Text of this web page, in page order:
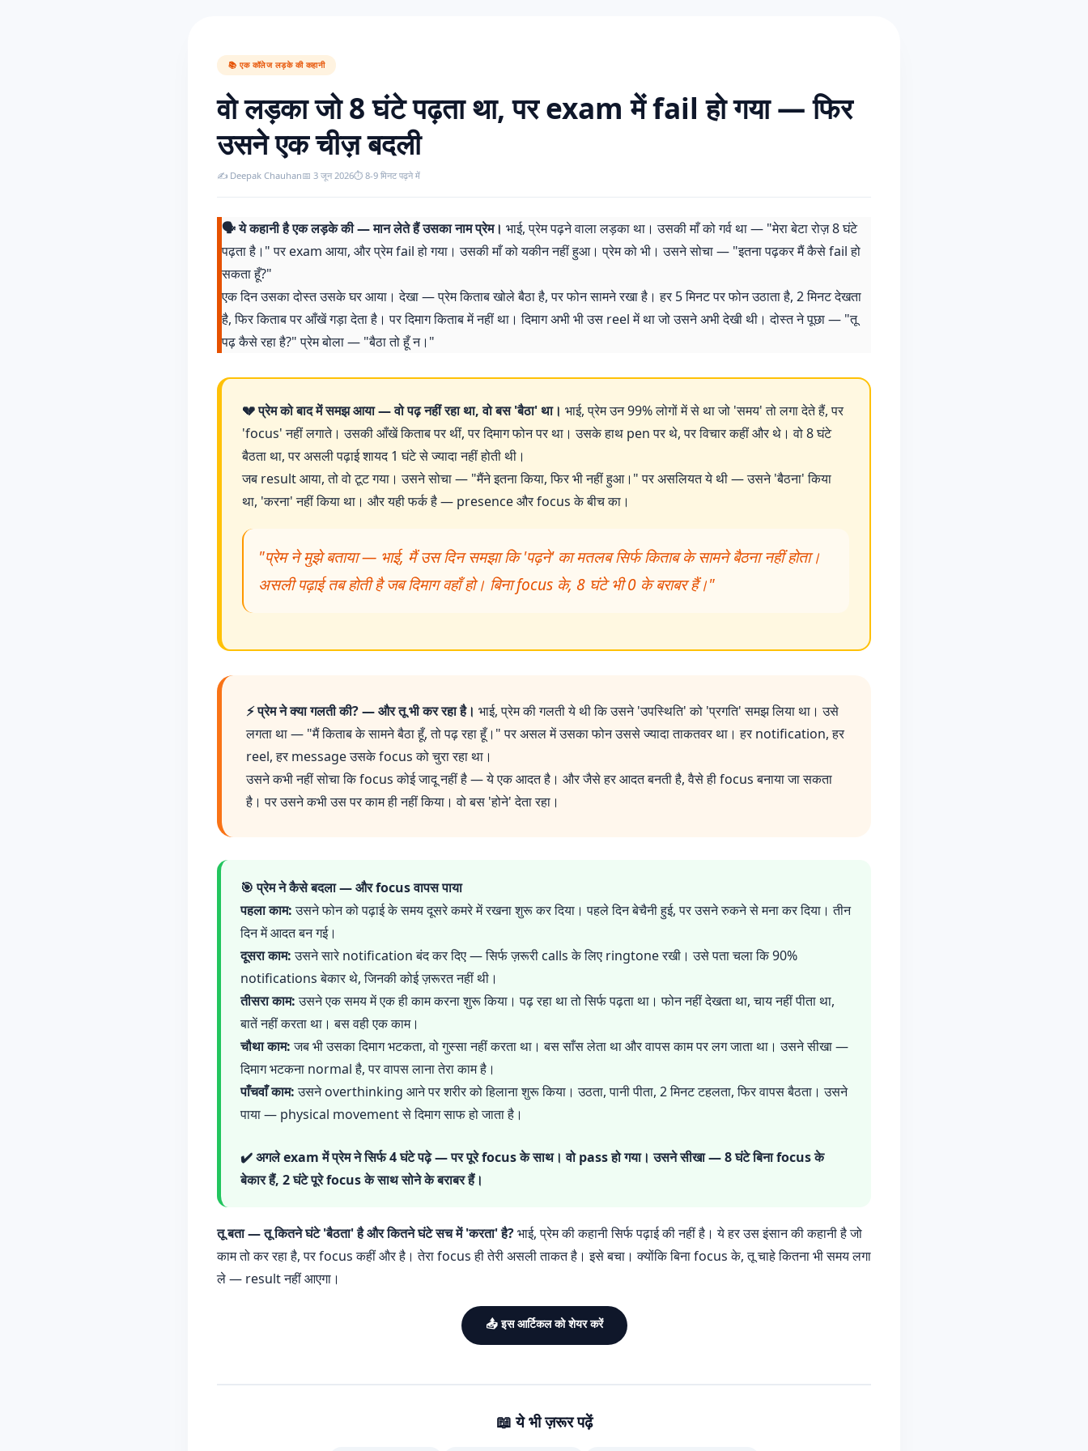
📚 एक कॉलेज लड़के की कहानी
वो लड़का जो 8 घंटे पढ़ता था, पर exam में fail हो गया — फिर
उसने एक चीज़ बदली
✍️ Deepak Chauhan📅 3 जून 2026⏱️ 8-9 मिनट पढ़ने में
🗣️ ये कहानी है एक लड़के की — मान लेते हैं उसका नाम प्रेम। भाई, प्रेम पढ़ने वाला लड़का था। उसकी माँ को गर्व था — "मेरा बेटा रोज़ 8 घंटे
पढ़ता है।" पर exam आया, और प्रेम fail हो गया। उसकी माँ को यकीन नहीं हुआ। प्रेम को भी। उसने सोचा — "इतना पढ़कर मैं कैसे fail हो
सकता हूँ?"
एक दिन उसका दोस्त उसके घर आया। देखा — प्रेम किताब खोले बैठा है, पर फोन सामने रखा है। हर 5 मिनट पर फोन उठाता है, 2 मिनट देखता
है, फिर किताब पर आँखें गड़ा देता है। पर दिमाग किताब में नहीं था। दिमाग अभी भी उस reel में था जो उसने अभी देखी थी। दोस्त ने पूछा — "तू
पढ़ कैसे रहा है?" प्रेम बोला — "बैठा तो हूँ न।"
💔 प्रेम को बाद में समझ आया — वो पढ़ नहीं रहा था, वो बस 'बैठा' था। भाई, प्रेम उन 99% लोगों में से था जो 'समय' तो लगा देते हैं, पर
'focus' नहीं लगाते। उसकी आँखें किताब पर थीं, पर दिमाग फोन पर था। उसके हाथ pen पर थे, पर विचार कहीं और थे। वो 8 घंटे
बैठता था, पर असली पढ़ाई शायद 1 घंटे से ज्यादा नहीं होती थी।
जब result आया, तो वो टूट गया। उसने सोचा — "मैंने इतना किया, फिर भी नहीं हुआ।" पर असलियत ये थी — उसने 'बैठना' किया
था, 'करना' नहीं किया था। और यही फर्क है — presence और focus के बीच का।
"प्रेम ने मुझे बताया — भाई, मैं उस दिन समझा कि 'पढ़ने' का मतलब सिर्फ किताब के सामने बैठना नहीं होता।
असली पढ़ाई तब होती है जब दिमाग वहाँ हो। बिना focus के, 8 घंटे भी 0 के बराबर हैं।"
⚡ प्रेम ने क्या गलती की? — और तू भी कर रहा है। भाई, प्रेम की गलती ये थी कि उसने 'उपस्थिति' को 'प्रगति' समझ लिया था। उसे
लगता था — "मैं किताब के सामने बैठा हूँ, तो पढ़ रहा हूँ।" पर असल में उसका फोन उससे ज्यादा ताकतवर था। हर notification, हर
reel, हर message उसके focus को चुरा रहा था।
उसने कभी नहीं सोचा कि focus कोई जादू नहीं है — ये एक आदत है। और जैसे हर आदत बनती है, वैसे ही focus बनाया जा सकता
है। पर उसने कभी उस पर काम ही नहीं किया। वो बस 'होने' देता रहा।
🎯 प्रेम ने कैसे बदला — और focus वापस पाया
पहला काम:उसने फोन को पढ़ाई के समय दूसरे कमरे में रखना शुरू कर दिया। पहले दिन बेचैनी हुई, पर उसने रुकने से मना कर दिया। तीन
दिन में आदत बन गई।
दूसरा काम:उसने सारे notification बंद कर दिए — सिर्फ ज़रूरी calls के लिए ringtone रखी। उसे पता चला कि 90%
notifications बेकार थे, जिनकी कोई ज़रूरत नहीं थी।
तीसरा काम:उसने एक समय में एक ही काम करना शुरू किया। पढ़ रहा था तो सिर्फ पढ़ता था। फोन नहीं देखता था, चाय नहीं पीता था,
बातें नहीं करता था। बस वही एक काम।
चौथा काम:जब भी उसका दिमाग भटकता, वो गुस्सा नहीं करता था। बस साँस लेता था और वापस काम पर लग जाता था। उसने सीखा —
दिमाग भटकना normal है, पर वापस लाना तेरा काम है।
पाँचवाँ काम:उसने overthinking आने पर शरीर को हिलाना शुरू किया। उठता, पानी पीता, 2 मिनट टहलता, फिर वापस बैठता। उसने
पाया — physical movement से दिमाग साफ हो जाता है।
✔️ अगले exam में प्रेम ने सिर्फ 4 घंटे पढ़े — पर पूरे focus के साथ। वो pass हो गया। उसने सीखा — 8 घंटे बिना focus के
बेकार हैं, 2 घंटे पूरे focus के साथ सोने के बराबर हैं।
तू बता — तू कितने घंटे 'बैठता' है और कितने घंटे सच में 'करता' है?भाई, प्रेम की कहानी सिर्फ पढ़ाई की नहीं है। ये हर उस इंसान की कहानी है जो
काम तो कर रहा है, पर focus कहीं और है। तेरा focus ही तेरी असली ताकत है। इसे बचा। क्योंकि बिना focus के, तू चाहे कितना भी समय लगा
ले — result नहीं आएगा।
📤 इस आर्टिकल को शेयर करें
📖 ये भी ज़रूर पढ़ें